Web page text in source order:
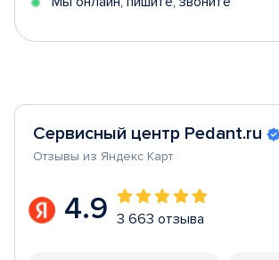
Сервисный центр Pedant.ru
Отзывы из Яндекс Карт
4.9 3 663 отзыва